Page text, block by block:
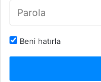
Beni hatırla